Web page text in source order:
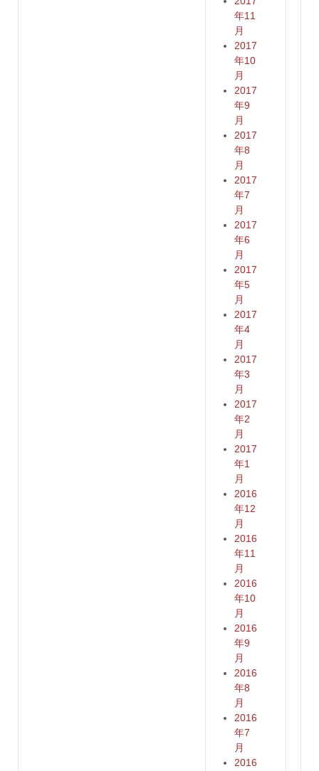
年11
月
2017
年10
月
2017
年9
月
2017
年8
月
2017
年7
月
2017
年6
月
2017
年5
月
2017
年4
月
2017
年3
月
2017
年2
月
2017
年1
月
2016
年12
月
2016
年11
月
2016
年10
月
2016
年9
月
2016
年8
月
2016
年7
月
2016